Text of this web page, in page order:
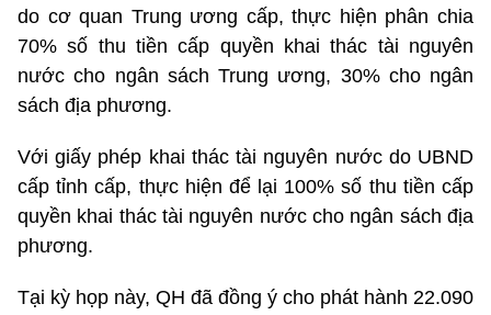
do cơ quan Trung ương cấp, thực hiện phân chia
70% số thu tiền cấp quyền khai thác tài nguyên
nước cho ngân sách Trung ương, 30% cho ngân
sách địa phương.
Với giấy phép khai thác tài nguyên nước do UBND
cấp tỉnh cấp, thực hiện để lại 100% số thu tiền cấp
quyền khai thác tài nguyên nước cho ngân sách địa
phương.
Tại kỳ họp này, QH đã đồng ý cho phát hành 22.090